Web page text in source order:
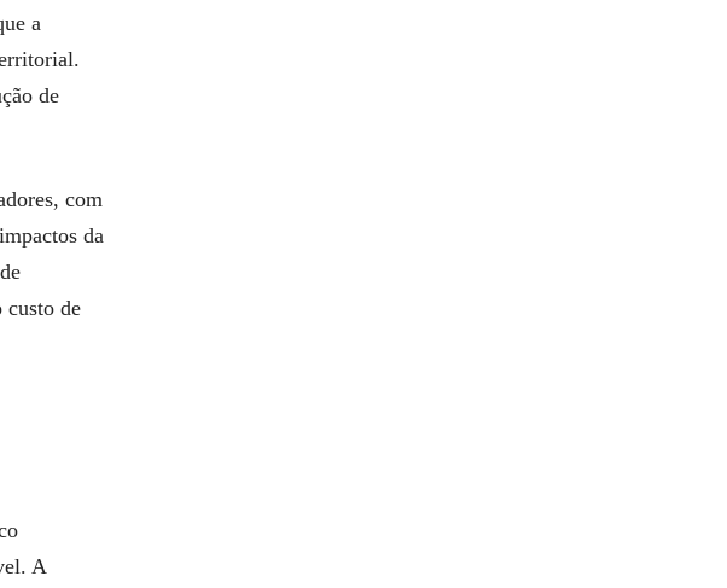
a
de
com
da
custo de
A